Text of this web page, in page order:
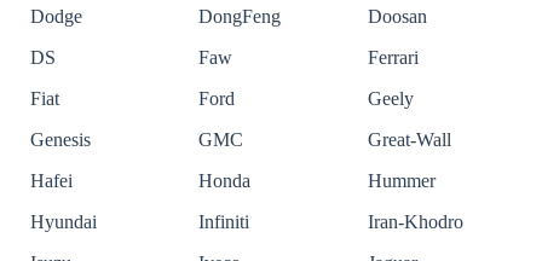
Dodge
DongFeng
Doosan
DS
Faw
Ferrari
Fiat
Ford
Geely
Genesis
GMC
Great-Wall
Hafei
Honda
Hummer
Hyundai
Infiniti
Iran-Khodro